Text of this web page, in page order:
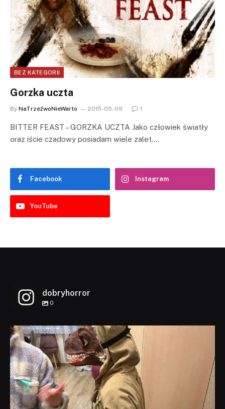
BEZ KATEGORII
Gorzka uczta
By NaTrzeźwoNieWarto 2015-05-09 1
BITTER FEAST – GORZKA UCZTA Jako człowiek światły
oraz iście czadowy posiadam wiele zalet.…
Facebook Instagram
YouTube
dobryhorror
0
dobryhorror
Lis 1